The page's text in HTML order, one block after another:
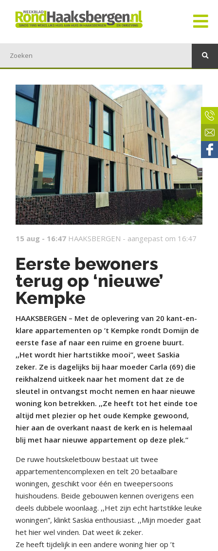
15 aug - 16:47 HAAKSBERGEN - aangepast om 16:47
Eerste bewoners
terug op ‘nieuwe’
Kempke
HAAKSBERGEN – Met de oplevering van 20 kant-en-
klare appartementen op ’t Kempke rondt Domijn de
eerste fase af naar een ruime en groene buurt.
,,Het wordt hier hartstikke mooi”, weet Saskia
zeker. Ze is dagelijks bij haar moeder Carla (69) die
reikhalzend uitkeek naar het moment dat ze de
sleutel in ontvangst mocht nemen en haar nieuwe
woning kon betrekken. ,,Ze heeft tot het einde toe
altijd met plezier op het oude Kempke gewoond,
hier aan de overkant naast de kerk en is helemaal
blij met haar nieuwe appartement op deze plek.”
De ruwe houtskeletbouw bestaat uit twee
appartementencomplexen en telt 20 betaalbare
woningen, geschikt voor één en tweepersoons
huishoudens. Beide gebouwen kennen overigens een
deels dubbele woonlaag. ,,Het zijn echt hartstikke leuke
woningen”, klinkt Saskia enthousiast. ,,Mijn moeder gaat
het hier wel vinden. Dat weet ik zeker.
Ze heeft tijdelijk in een andere woning hier op ’t